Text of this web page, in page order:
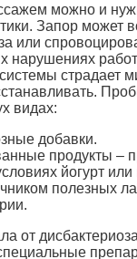
можно и
Запор может
или
нарушениях
страдает
видах:
добавки.
продукты –
йогурт
полезных
от